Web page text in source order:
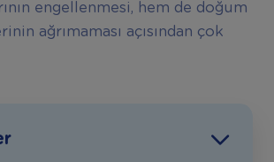
engellenmesi, hem de doğum
ağrımaması açısından çok